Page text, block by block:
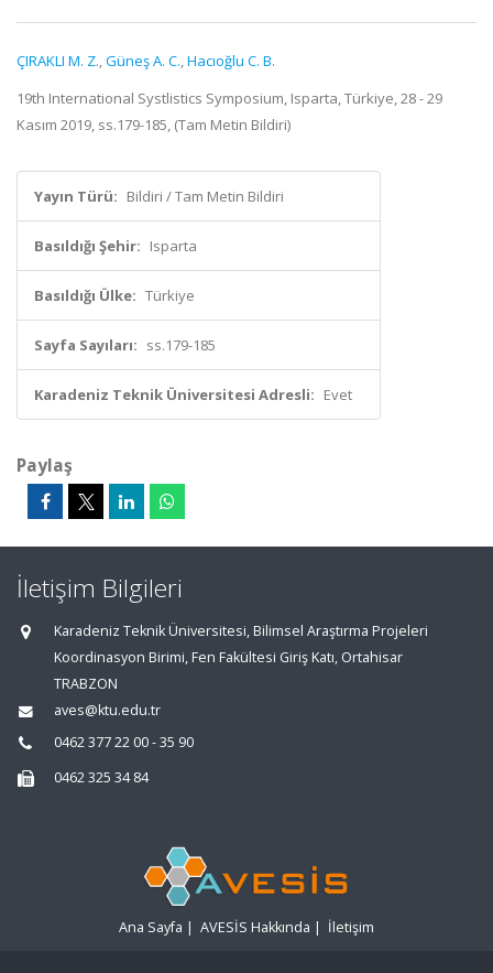
ÇIRAKLI M. Z.,Güneş A. C.,Hacıoğlu C. B.
19th International Systlistics Symposium, Isparta, Türkiye, 28 - 29
Kasım 2019, ss.179-185, (Tam Metin Bildiri)
Yayın Türü: Bildiri / Tam Metin Bildiri
Basıldığı Şehir: Isparta
Basıldığı Ülke: Türkiye
Sayfa Sayıları: ss.179-185
Karadeniz Teknik Üniversitesi Adresli: Evet
Paylaş
İletişim Bilgileri
Karadeniz Teknik Üniversitesi, Bilimsel Araştırma Projeleri
Koordinasyon Birimi, Fen Fakültesi Giriş Katı, Ortahisar
TRABZON
aves@ktu.edu.tr
0462 377 22 00 - 35 90
0462 325 34 84
Ana Sayfa | AVESİS Hakkında | İletişim